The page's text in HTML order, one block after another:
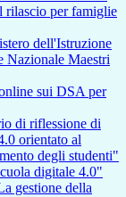
rilascio per famiglie
dell'Istruzione
Nazionale Maestri
sui DSA per
di riflessione di
orientato al
degli studenti"
digitale 4.0"
gestione della